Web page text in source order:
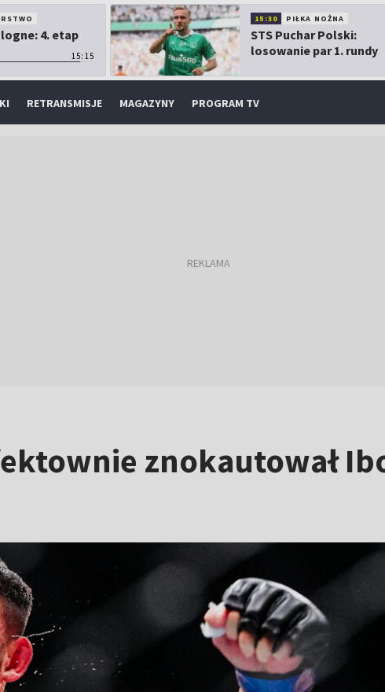
4. etap
15:15
15:30 PIŁKA NOŻNA
STS Puchar Polski:
losowanie par 1. rundy
RETRANSMISJE MAGAZYNY PROGRAM TV
znokautował